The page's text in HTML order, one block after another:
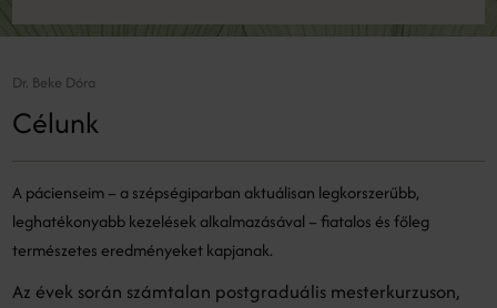
Dr. Beke Dóra
Célunk
A pácienseim – a szépségiparban aktuálisan legkorszerűbb,
leghatékonyabb kezelések alkalmazásával – fiatalos és főleg
természetes eredményeket kapjanak.
Az évek során számtalan postgraduális mesterkurzuson,